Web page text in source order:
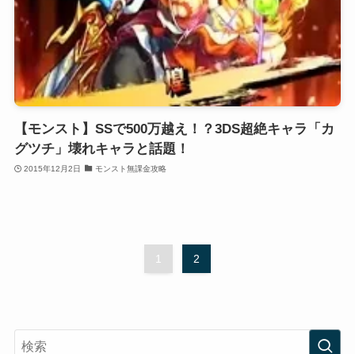
【モンスト】SSで500万越え！？3DS超絶キャラ「カ
グツチ」壊れキャラと話題！
2015年12月2日 モンスト無課金攻略
1 2